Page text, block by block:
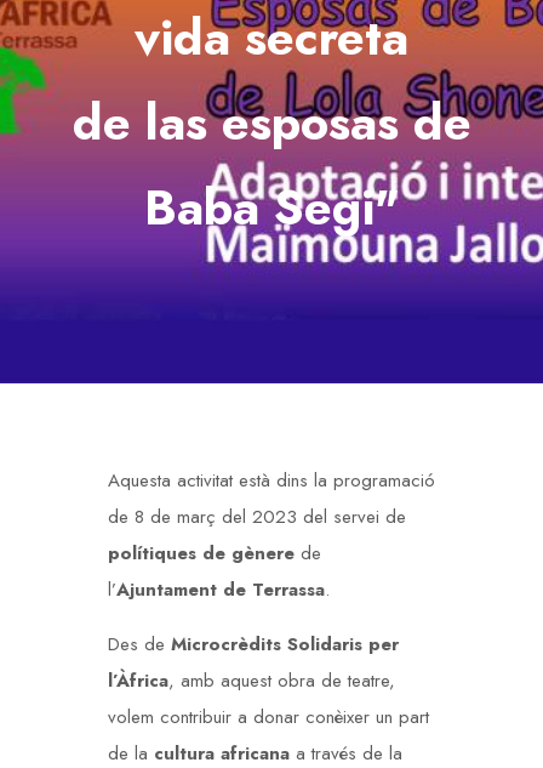
vida secreta
de las esposas de
Baba Segi"
Aquesta activitat està dins la programació
de 8 de març del 2023 del servei de
polítiques de gènere de
l’Ajuntament de Terrassa.
Des de Microcrèdits Solidaris per
l’Àfrica, amb aquest obra de teatre,
volem contribuir a donar conèixer un part
de la cultura africana a través de la